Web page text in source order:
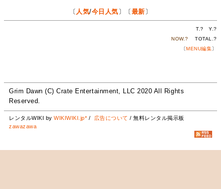
〔 人気/今日人気 〕〔 最新 〕
T.? Y.?
NOW.? TOTAL.?
〔 MENU編集〕
Grim Dawn (C) Crate Entertainment, LLC 2020 All Rights
Reserved.
レンタルWIKI byWIKIWIKI.jp* / 広告について / 無料レンタル掲示板
zawazawa